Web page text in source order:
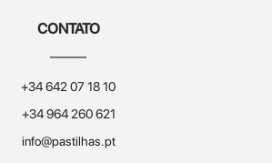
CONTATO
+34 642 07 18 10
+34 964 260 621
info@pastilhas.pt